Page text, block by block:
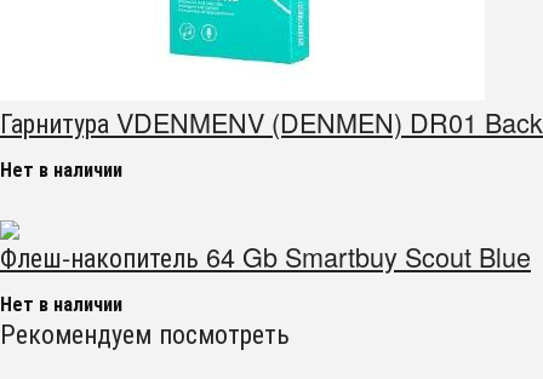
Гарнитура VDENMENV (DENMEN) DR01 Back
Нет в наличии
Флеш-накопитель 64 Gb Smartbuy Scout Blue
Нет в наличии
Рекомендуем посмотреть